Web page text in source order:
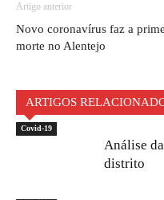
Artigo anterior
Novo coronavírus faz a
morte no Alentejo
ARTIGOS
Covid-19
Análise
distrito